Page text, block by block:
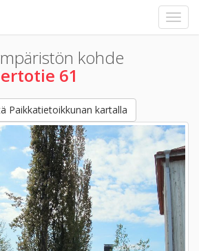
kohde
61
Paikkatietoikkunan kartalla